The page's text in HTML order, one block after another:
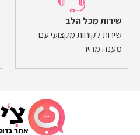
שירות מכל הלב
שירות לקוחות מקצועי עם
מענה מהיר